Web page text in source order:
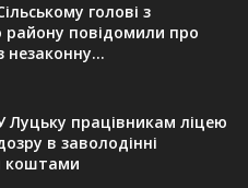
голові з
району повідомили про
незаконну...
Луцьку працівникам ліцею
в заволодінні
коштами